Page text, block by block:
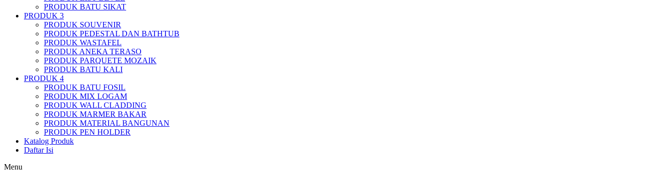
PRODUK BATU SIKAT
PRODUK 3
PRODUK SOUVENIR
PRODUK PEDESTAL DAN BATHTUB
PRODUK WASTAFEL
PRODUK ANEKA TERASO
PRODUK PARQUETE MOZAIK
PRODUK BATU KALI
PRODUK 4
PRODUK BATU FOSIL
PRODUK MIX LOGAM
PRODUK WALL CLADDING
PRODUK MARMER BAKAR
PRODUK MATERIAL BANGUNAN
PRODUK PEN HOLDER
Katalog Produk
Daftar Isi
Menu